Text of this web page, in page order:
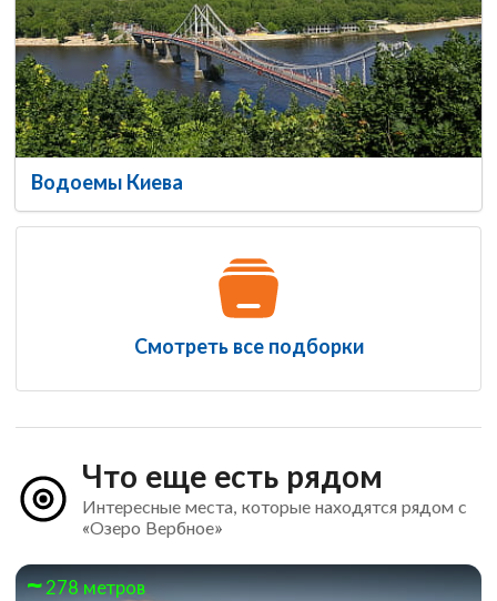
Водоемы Киева
Смотреть все подборки
Что еще есть рядом
Интересные места, которые находятся рядом с
«Озеро Вербное»
278 метров